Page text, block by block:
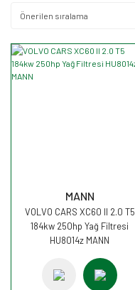
MANN
VOLVO CARS XC60 II 2.0 T5
184kw 250hp Yağ Filtresi
HU8014z MANN